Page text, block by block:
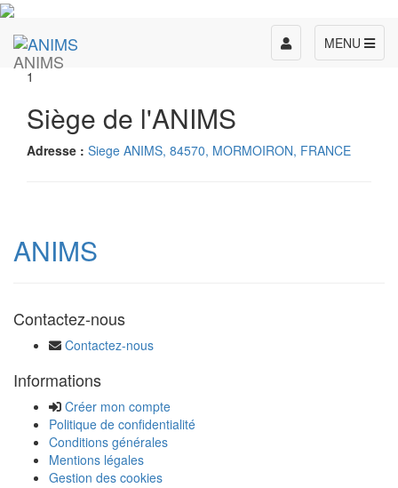
ANIMS
MENU
Toggle
navigation
1
Siège de l'ANIMS
Adresse : Siege ANIMS, 84570, MORMOIRON, FRANCE
ANIMS
Contactez-nous
Contactez-nous
Informations
Créer mon compte
Politique de confidentialité
Conditions générales
Mentions légales
Gestion des cookies